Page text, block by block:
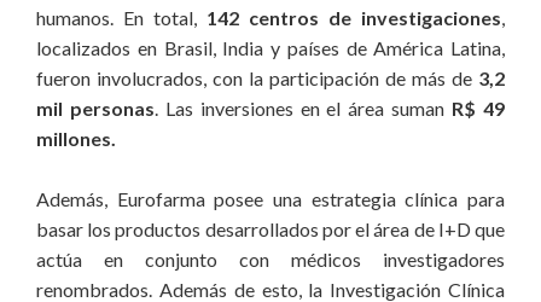
humanos. En total, 142 centros de investigaciones,
localizados en Brasil, India y países de América Latina,
fueron involucrados, con la participación de más de 3,2
mil personas. Las inversiones en el área suman R$ 49
millones.
Además, Eurofarma posee una estrategia clínica para
basar los productos desarrollados por el área de I+D que
actúa en conjunto con médicos investigadores
renombrados. Además de esto, la Investigación Clínica